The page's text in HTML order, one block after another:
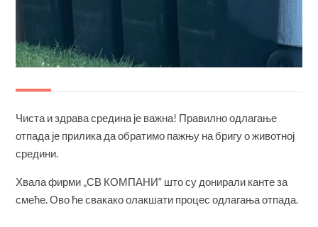
Чиста и здрава средина је важна! Правилно одлагање
отпада је прилика да обратимо пажњу на бригу о животној
средини.
Хвала фирми „СВ КОМПАНИ“ што су донирали канте за
смеће. Ово ће свакако олакшати процес одлагања отпада.